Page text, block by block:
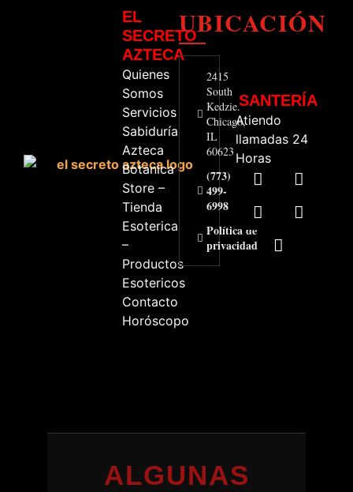
EL
SECRETO
AZTECA
Quienes
Somos
Servicios
Sabiduría
Azteca
Botanica
Store –
Tienda
Esoterica
–
Productos
Esotericos
Contacto
Horóscopo
UBICACIÓN
2415
South
Kedzie.
Chicago,
IL
60623
(773)
499-
6998
Política de
privacidad
SANTERÍA
Atiendo
llamadas 24
Horas
ALGUNAS